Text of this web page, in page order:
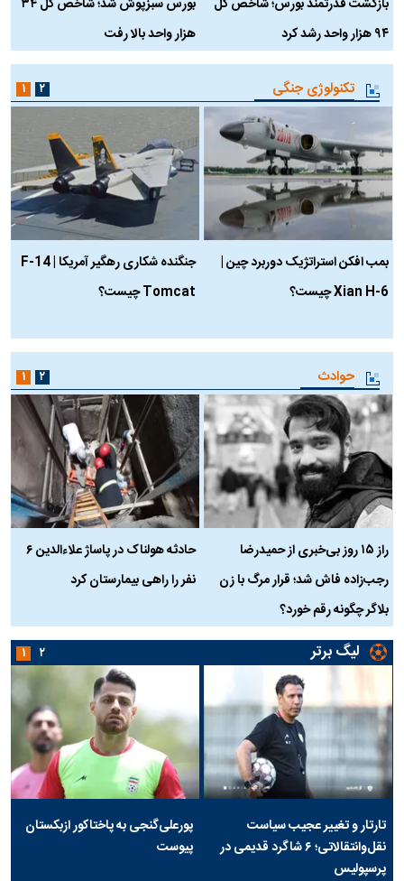
۹۴ هزار واحد رشد کرد
هزار واحد بالا رفت
تکنولوژی جنگی
بمب افکن استراتژیک دوربرد چین |
Xian H-6 چیست؟
جنگنده شکاری رهگیر آمریکا | F-14
Tomcat چیست؟
۱ ۲
حوادث
راز ۱۵ روز بی‌خبری از حمیدرضا
رجب‌زاده فاش شد؛ قرار مرگ با زن
بلاگر چگونه رقم خورد؟
حادثه هولناک در پاساژ علاءالدین ۶
نفر را راهی بیمارستان کرد
۱ ۲
لیگ برتر
تارتار و تغییر عجیب سیاست
نقل‌وانتقالاتی؛ ۶ شاگرد قدیمی در
پرسپولیس
پورعلی‌گنجی به پاختاکور ازبکستان
پیوست
۱ ۲